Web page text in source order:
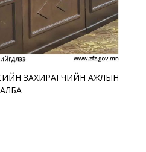
ЗАХИРАГЧИЙН АЖЛЫН
АЛБА